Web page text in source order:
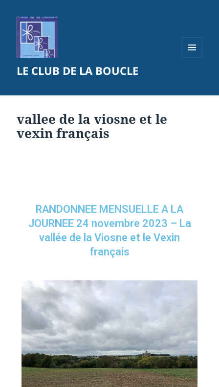
LE CLUB DE LA BOUCLE
vallee de la viosne et le
vexin français
RANDONNEE MENSUELLE A LA
JOURNEE 24 novembre 2023 – La
vallée de la Viosne et le Vexin
français